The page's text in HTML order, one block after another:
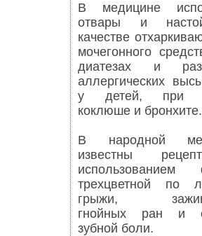
В медицине
отвары и
качестве
мочегонного
диатезах и
аллергических
у детей, при
коклюше и бронхите.
В народной
известны
использованием
трехцветной по
грыжи,
гнойных ран и
зубной боли.